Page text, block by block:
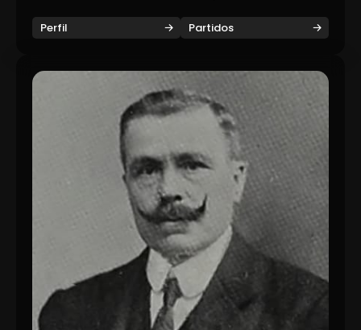
Perfil Partidos